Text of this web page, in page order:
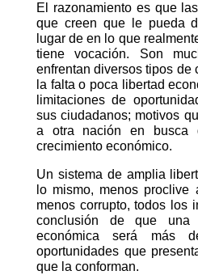
El razonamiento es que
que creen que le pueda
lugar de en lo que
tiene vocación. Son
enfrentan diversos tipos de
la falta o poca libertad
limitaciones de
sus ciudadanos; motivos
a otra nación en busca
crecimiento económico.
Un sistema de amplia
lo mismo, menos
menos corrupto, todos los
conclusión de que una
económica será más
oportunidades que
que la conforman.